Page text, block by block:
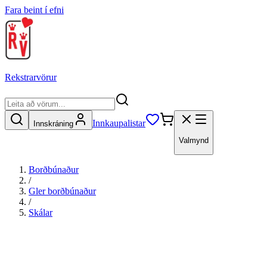
Fara beint í efni
Rekstrarvörur
Innskráning Innkaupalistar
Valmynd
Borðbúnaður
/
Gler borðbúnaður
/
Skálar